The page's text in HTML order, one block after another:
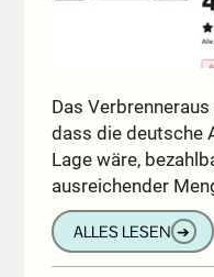
Das
dass die deutsche
Lage wäre,
ausreichender
ALLES LESEN ➔